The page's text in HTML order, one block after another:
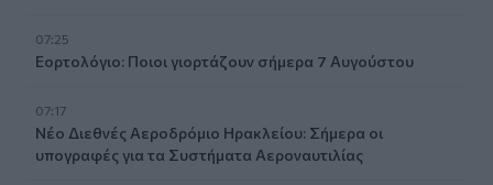
07:25
Εορτολόγιο: Ποιοι γιορτάζουν σήμερα 7 Αυγούστου
07:17
Νέο Διεθνές Αεροδρόμιο Ηρακλείου: Σήμερα οι
υπογραφές για τα Συστήματα Αεροναυτιλίας